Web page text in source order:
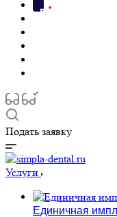
Подать заявку
Услуги
Единичная